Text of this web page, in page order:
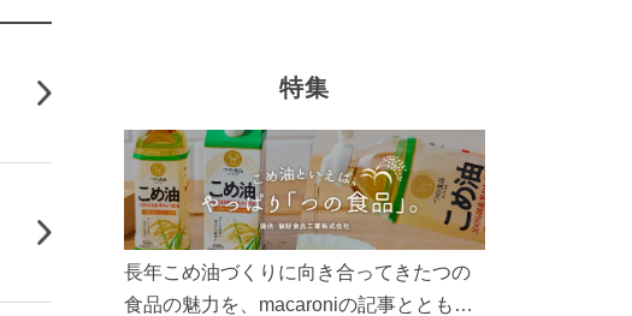
特集
長年こめ油づくりに向き合ってきたつの
食品の魅力を、macaroniの記事とともに